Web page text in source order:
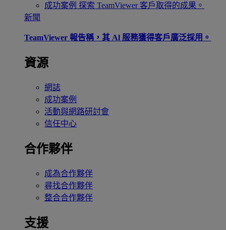
成功案例 探索 TeamViewer 客戶取得的成果。
新聞
TeamViewer 報告稱，其 Al 服務獲得客戶廣泛採用。
資源
網誌
成功案例
活動與網路研討會
信任中心
合作夥伴
成為合作夥伴
尋找合作夥伴
整合合作夥伴
支援